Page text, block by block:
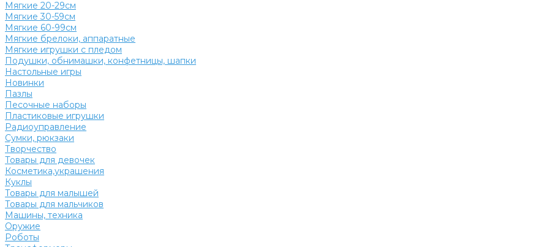
Мягкие 20-29см
Мягкие 30-59см
Мягкие 60-99см
Мягкие брелоки, аппаратные
Мягкие игрушки с пледом
Подушки, обнимашки, конфетницы, шапки
Настольные игры
Новинки
Пазлы
Песочные наборы
Пластиковые игрушки
Радиоуправление
Сумки, рюкзаки
Творчество
Товары для девочек
Косметика,украшения
Куклы
Товары для малышей
Товары для мальчиков
Машины, техника
Оружие
Роботы